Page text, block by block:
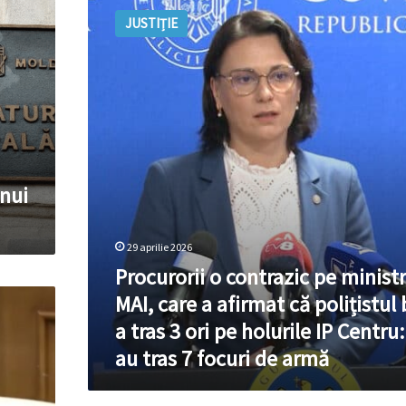
contrazic
polițistul
holurile
Centru:
S-
au
JUSTIȚIE
29 aprilie 2026
Procurorii o contrazic pe
MAI, care a afirmat că polițistul
a tras 3 ori pe holurile IP
au tras 7 focuri de armă